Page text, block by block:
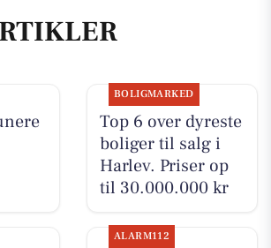
BOLIGMARKED
Top 6 over dyreste
boliger til salg i
Harlev. Priser op
til 30.000.000 kr
ALARM112